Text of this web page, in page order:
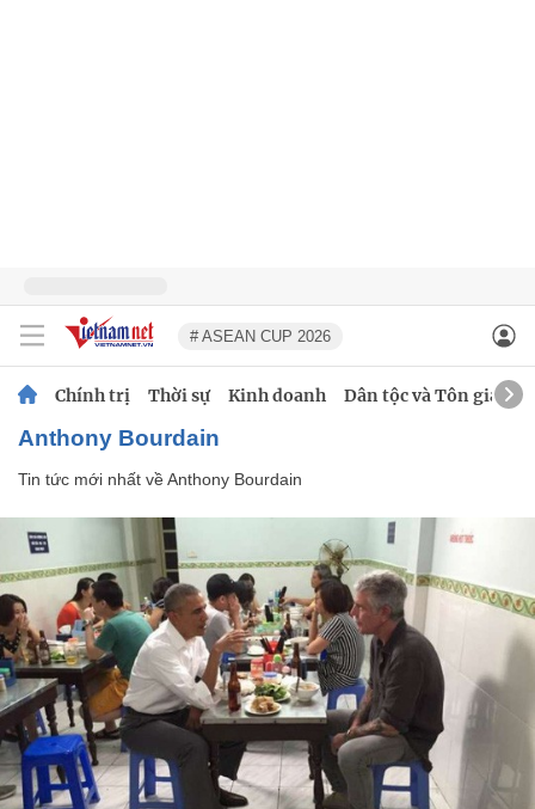
# ASEAN CUP 2026
Chính trị Thời sự Kinh doanh Dân tộc và Tôn giáo
Anthony Bourdain
Tin tức mới nhất vềAnthony Bourdain